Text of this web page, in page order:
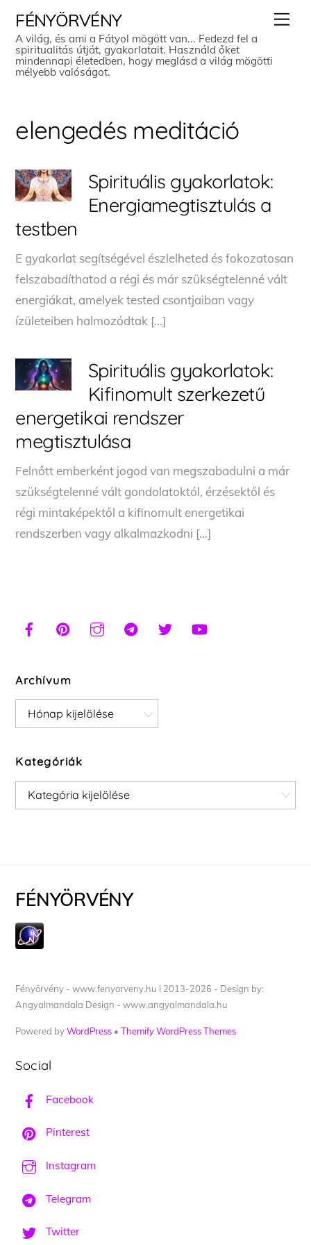
content
FÉNYÖRVÉNY
A világ, és ami a Fátyol mögött van... Fedezd fel a
spiritualitás útját, gyakorlatait. Használd őket
mindennapi életedben, hogy meglásd a világ mögötti
mélyebb valóságot.
elengedés meditáció
Spirituális gyakorlatok:
Energiamegtisztulás a
testben
E gyakorlat segítségével észlelheted és fokozatosan
felszabadíthatod a régi és már szükségtelenné vált
energiákat, amelyek tested csontjaiban vagy
ízületeiben halmozódtak […]
Spirituális gyakorlatok:
Kifinomult szerkezetű
energetikai rendszer
megtisztulása
Felnőtt emberként jogod van megszabadulni a már
szükségtelenné vált gondolatoktól, érzésektől és
régi mintaképektől a kifinomult energetikai
rendszerben vagy alkalmazkodni […]
Archívum
Archívum
Kategóriák
Kategóriák
FÉNYÖRVÉNY
Fényörvény - www.fenyorveny.hu I 2013-2026 - Design by:
Angyalmandala Design - www.angyalmandala.hu
Powered byWordPress •Themify WordPress Themes
Social
Facebook
Pinterest
Instagram
Telegram
Twitter